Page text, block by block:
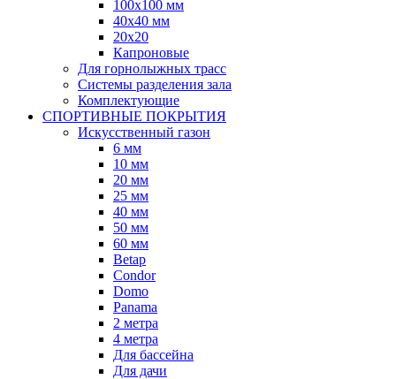
100х100 мм
40х40 мм
20х20
Капроновые
Для горнолыжных трасс
Системы разделения зала
Комплектующие
СПОРТИВНЫЕ ПОКРЫТИЯ
Искусственный газон
6 мм
10 мм
20 мм
25 мм
40 мм
50 мм
60 мм
Betap
Condor
Domo
Panama
2 метра
4 метра
Для бассейна
Для дачи